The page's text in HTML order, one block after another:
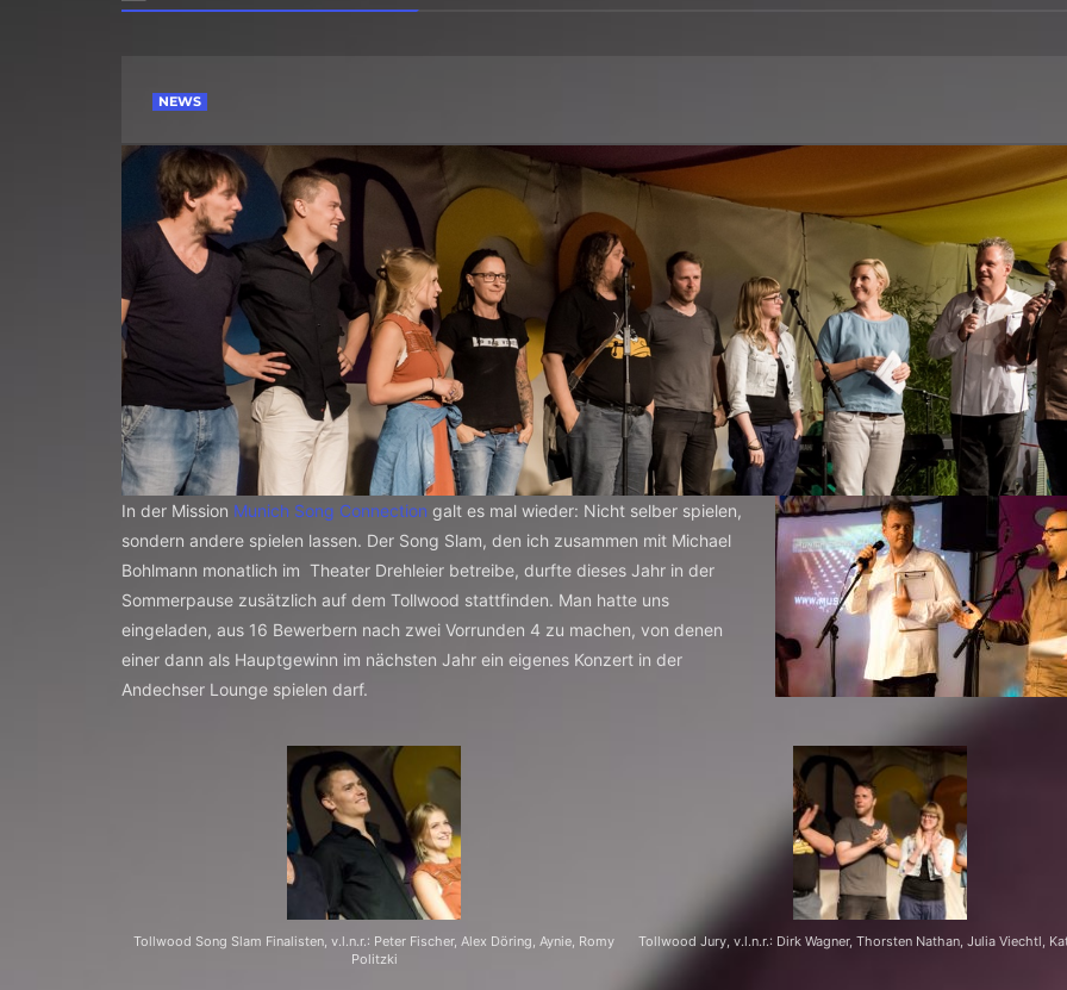
NEWS
In der Mission Munich Song Connection galt es mal wieder: Nicht selber spielen,
sondern andere spielen lassen. Der Song Slam, den ich zusammen mit Michael
Bohlmann monatlich im Theater Drehleier betreibe, durfte dieses Jahr in der
Sommerpause zusätzlich auf dem Tollwood stattfinden. Man hatte uns
eingeladen, aus 16 Bewerbern nach zwei Vorrunden 4 zu machen, von denen
einer dann als Hauptgewinn im nächsten Jahr ein eigenes Konzert in der
Andechser Lounge spielen darf.
Tollwood Song Slam Finalisten, v.l.n.r.: Peter Fischer, Alex Döring, Aynie, Romy
Politzki
Tollwood Jury, v.l.n.r.: Dirk Wagner, Thorsten Nathan, Julia Viechtl,